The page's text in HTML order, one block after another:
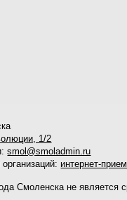
1/2
smol@smoladmin.ru
интернет-
Смоленска не является